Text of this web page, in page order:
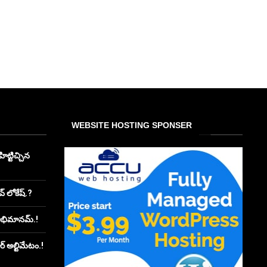
లోకేష్.?
అల్టిమేటం.!
WEBSITE HOSTING SPONSER